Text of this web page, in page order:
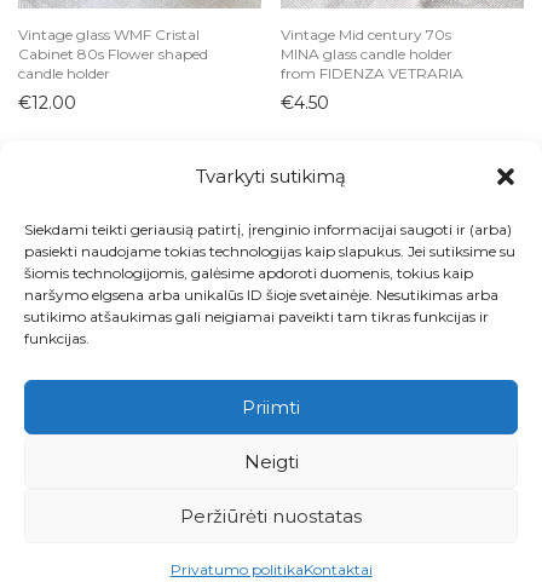
Tvarkyti sutikimą
Siekdami teikti geriausią patirtį, įrenginio informacijai saugoti ir (arba)
pasiekti naudojame tokias technologijas kaip slapukus. Jei sutiksime su
šiomis technologijomis, galėsime apdoroti duomenis, tokius kaip
naršymo elgsena arba unikalūs ID šioje svetainėje. Nesutikimas arba
sutikimo atšaukimas gali neigiamai paveikti tam tikras funkcijas ir
funkcijas.
Priimti
Neigti
Peržiūrėti nuostatas
Privatumo politikaKontaktai
Vintage glass WMF Cristal
Cabinet 80s Flower shaped
candle holder
€12.00
Vintage Mid century 70s
MINA glass candle holder
from FIDENZA VETRARIA
€4.50
Visos prekės
Kontaktai
Apie
Paskyra
Krepšelis